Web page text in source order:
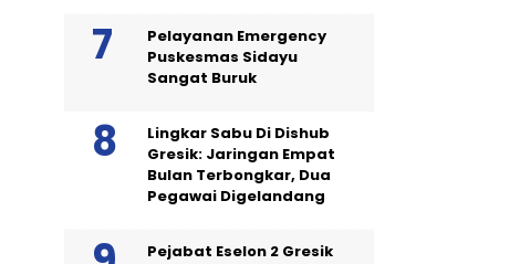
Pelayanan Emergency
Puskesmas Sidayu
Sangat Buruk
Lingkar Sabu Di Dishub
Gresik: Jaringan Empat
Bulan Terbongkar, Dua
Pegawai Digelandang
Pejabat Eselon 2 Gresik